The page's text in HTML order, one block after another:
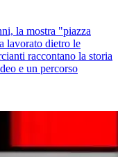
la mostra "piazza
lavorato dietro le
raccontano la storia
e un percorso